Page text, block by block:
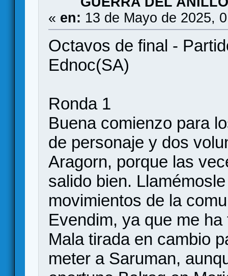
« en: 13 de Mayo de 2025,
Octavos de final -
Ednoc(SA)
Ronda 1
Buena comienzo para
de personaje y dos
Aragorn, porque las
salido bien.
movimientos de la
Evendim, ya que me
Mala tirada en cambio
meter a Saruman,